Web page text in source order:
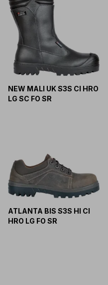
NEW MALI UK S3S CI HRO
LG SC FO SR
ATLANTA BIS S3S HI CI
HRO LG FO SR